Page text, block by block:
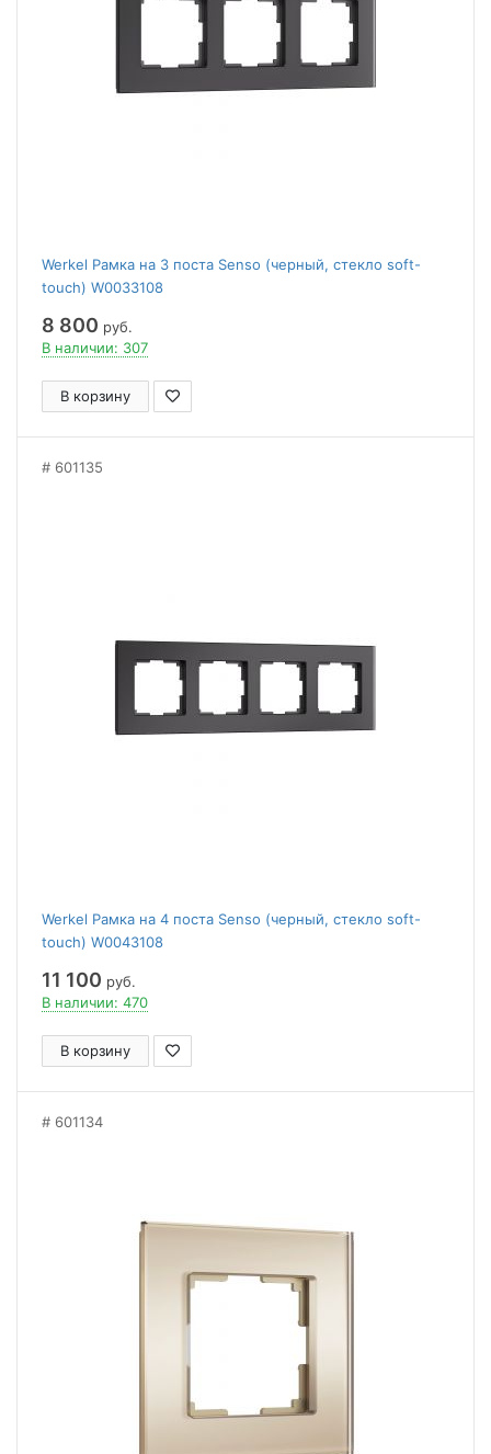
Werkel Рамка на 3 поста Senso (черный, стекло soft-
touch) W0033108
8 800 руб.
В наличии: 307
В корзину
601135
Werkel Рамка на 4 поста Senso (черный, стекло soft-
touch) W0043108
11 100 руб.
В наличии: 470
В корзину
601134